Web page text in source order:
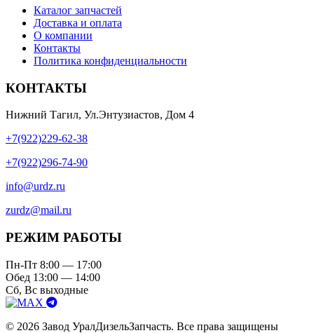
Каталог запчастей
Доставка и оплата
О компании
Контакты
Политика конфиденциальности
КОНТАКТЫ
Нижний Тагил, Ул.Энтузиастов, Дом 4
+7(922)229-62-38
+7(922)296-74-90
info@urdz.ru
zurdz@mail.ru
РЕЖИМ РАБОТЫ
Пн-Пт 8:00 — 17:00
Обед 13:00 — 14:00
Сб, Вс выходные
© 2026 Завод УралДизельЗапчасть. Все права защищены